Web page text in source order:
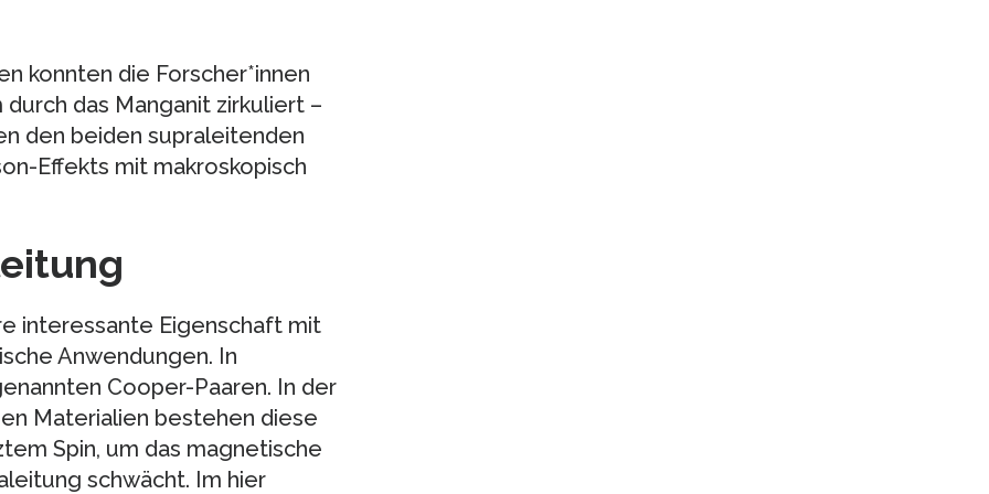
konnten die Forscher*innen
das Manganit zirkuliert –
den beiden supraleitenden
Effekts mit makroskopisch
interessante Eigenschaft mit
Anwendungen. In
Cooper-Paaren. In der
Materialien bestehen diese
Spin, um das magnetische
schwächt. Im hier